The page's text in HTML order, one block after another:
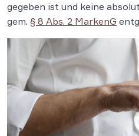
gegeben ist und keine
gem. § 8 Abs. 2 MarkenG